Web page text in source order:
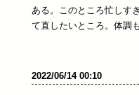
ある。このところ忙しす
て直したいところ。体調
2022/06/14 00:10